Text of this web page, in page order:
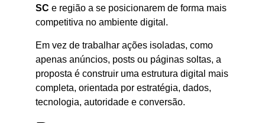
SC e região a se posicionarem de forma mais
competitiva no ambiente digital.
Em vez de trabalhar ações isoladas, como
apenas anúncios, posts ou páginas soltas, a
proposta é construir uma estrutura digital mais
completa, orientada por estratégia, dados,
tecnologia, autoridade e conversão.